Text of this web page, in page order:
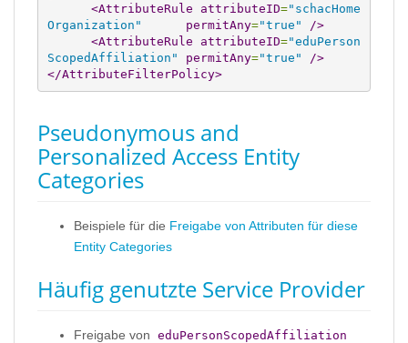
<AttributeRule
attributeID="schacHome
Organization"
permitAny="true"
/>
<AttributeRule
attributeID="eduPerson
ScopedAffiliation"
permitAny="true"
/>
</AttributeFilterPolicy>
Pseudonymous and
Personalized Access Entity
Categories
Beispiele für die Freigabe von Attributen für diese
Entity Categories
Häufig genutzte Service Provider
Freigabe von eduPersonScopedAffiliation